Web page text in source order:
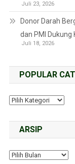
Juli 23, 2026
Donor Darah
dan PMI
Juli 18, 2026
POPULAR
ARSIP